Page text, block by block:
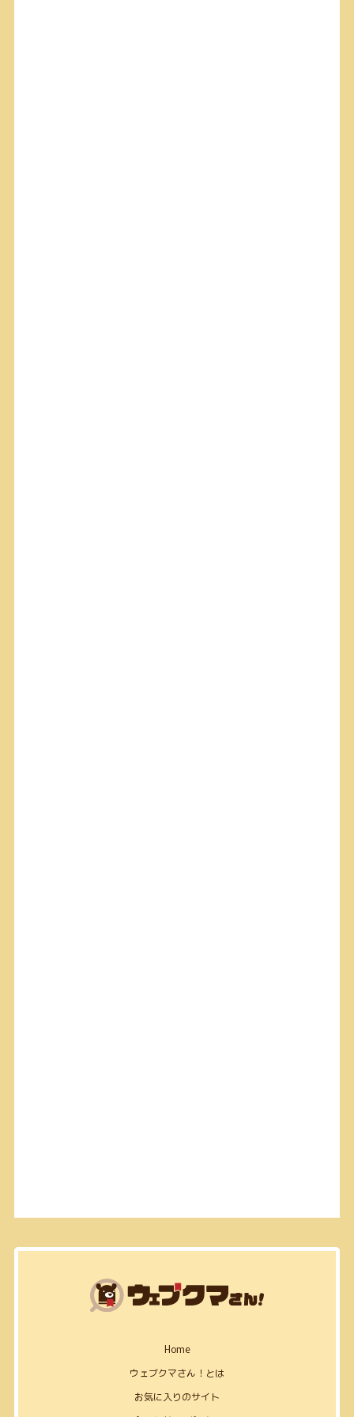
Home
ウェブクマさん！とは
お気に入りのサイト